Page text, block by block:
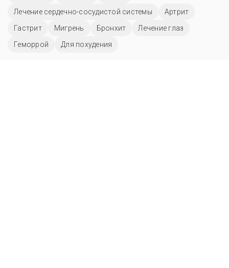
Лечение сердечно-сосудистой системы
Артрит
Гастрит
Мигрень Бронхит
Лечение глаз
Геморрой
Для похудения